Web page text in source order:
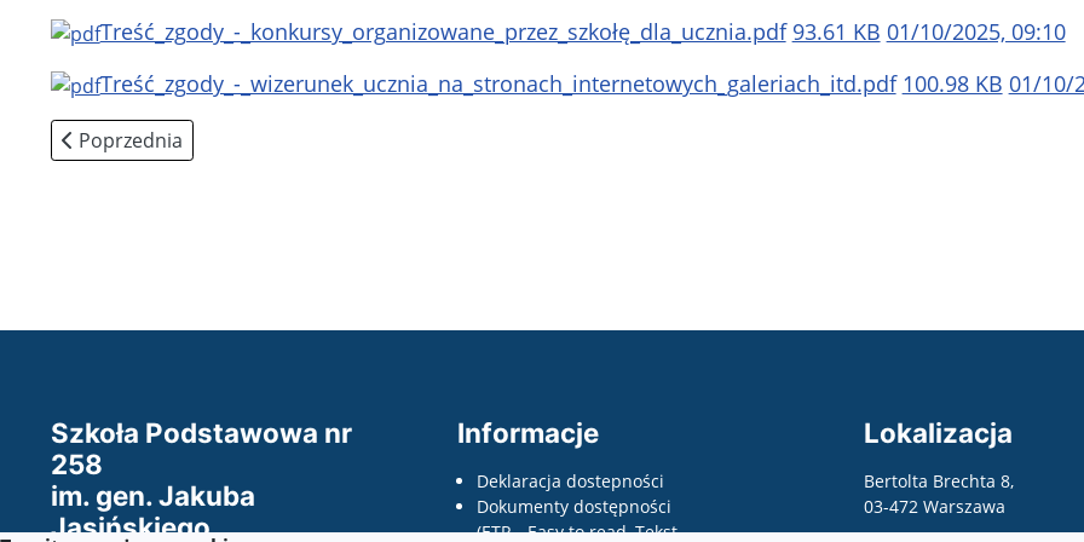
Treść_zgody_-_konkursy_organizowane_przez_szkołę_dla_ucznia.pdf 93.61 KB 01/10/2025, 09:10
Treść_zgody_-_wizerunek_ucznia_na_stronach_internetowych_galeriach_itd.pdf 100.98 KB 01/10/
Poprzednia strona: Obiady
Poprzednia
Szkoła Podstawowa nr
258
im. gen. Jakuba
Jasińskiego
Informacje
Deklaracja dostepności
Dokumenty dostępności
(ETR - Easy to read, Tekst
Lokalizacja
Bertolta Brechta 8,
03-472 Warszawa